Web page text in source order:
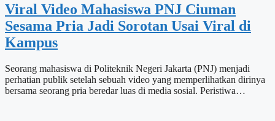
Viral Video Mahasiswa PNJ Ciuman
Sesama Pria Jadi Sorotan Usai Viral di
Kampus
Seorang mahasiswa di Politeknik Negeri Jakarta (PNJ) menjadi
perhatian publik setelah sebuah video yang memperlihatkan dirinya
bersama seorang pria beredar luas di media sosial. Peristiwa…